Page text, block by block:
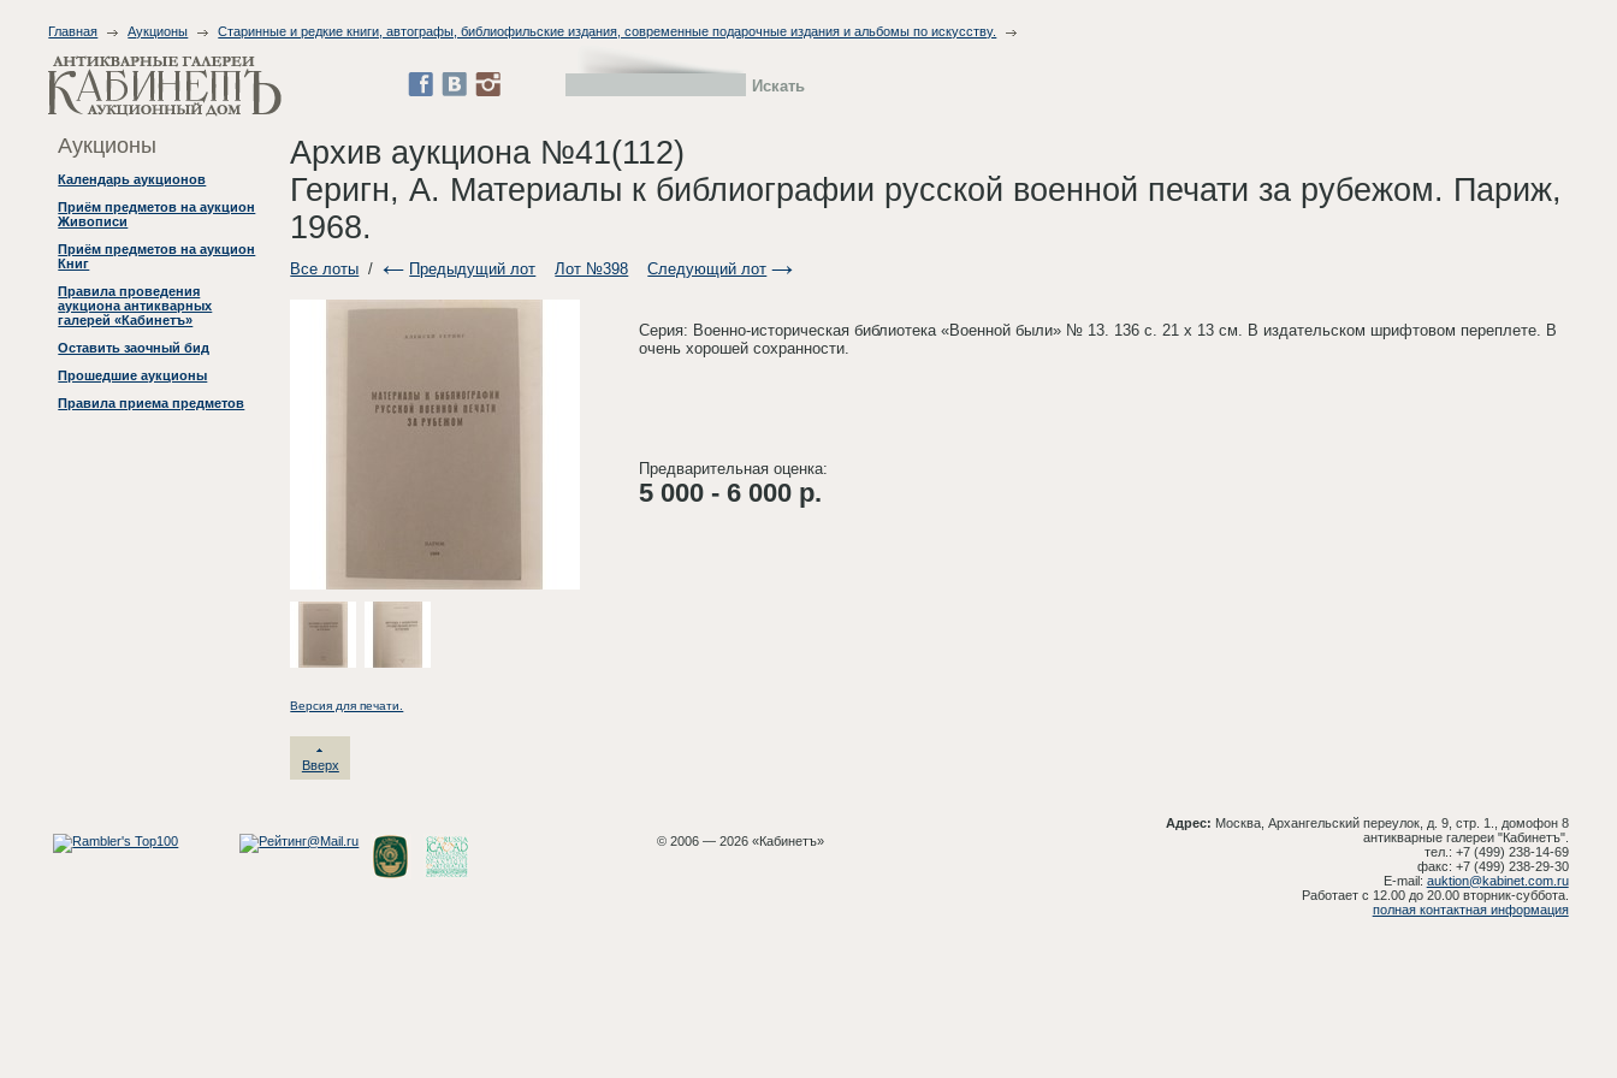
Главная Аукционы Старинные и редкие книги, автографы, библиофильские издания, современные подарочные издания и альбомы по искусству.
Аукционы
Календарь аукционов
Приём предметов на аукцион
Живописи
Приём предметов на аукцион
Книг
Правила проведения
аукциона антикварных
галерей «Кабинетъ»
Оставить заочный бид
Прошедшие аукционы
Правила приема предметов
Архив аукциона №41(112)
Геригн, А. Материалы к библиографии русской военной печати за рубежом. Париж,
1968.
Все лоты / Предыдущий лот Лот №398 Следующий лот
Серия: Военно-историческая библиотека «Военной были» № 13. 136 с. 21 х 13 см. В издательском шрифтовом переплете. В
очень хорошей сохранности.
Предварительная оценка:
5 000 - 6 000 р.
Версия для печати.
Вверх
Адрес: Москва, Архангельский переулок, д. 9, стр. 1., домофон 8
антикварные галереи "Кабинетъ".
тел.: +7 (499) 238-14-69
факс: +7 (499) 238-29-30
E-mail: auktion@kabinet.com.ru
Работает с 12.00 до 20.00 вторник-суббота.
полная контактная информация
© 2006 — 2026 «Кабинетъ»